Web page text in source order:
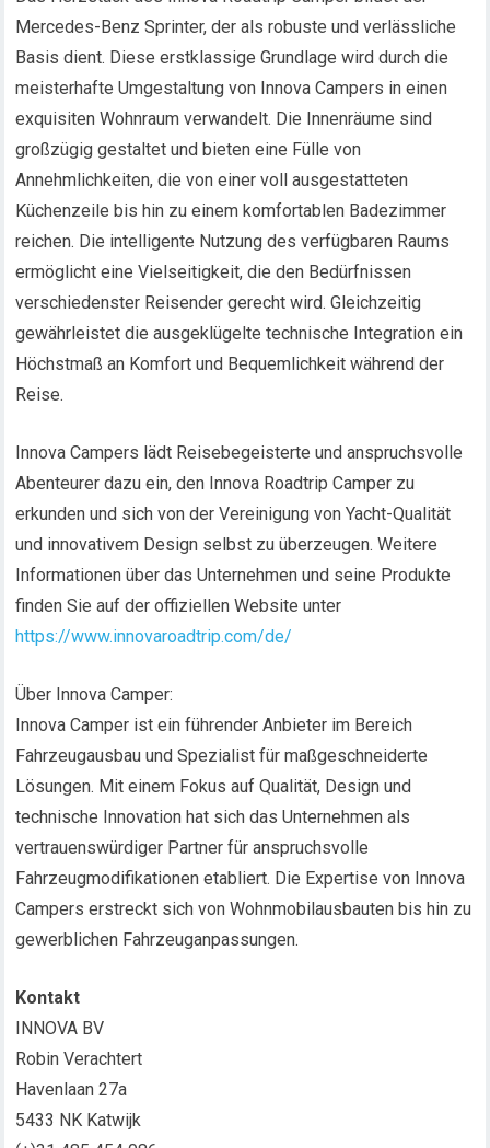
Mercedes-Benz Sprinter, der als robuste und verlässliche
Basis dient. Diese erstklassige Grundlage wird durch die
meisterhafte Umgestaltung von Innova Campers in einen
exquisiten Wohnraum verwandelt. Die Innenräume sind
großzügig gestaltet und bieten eine Fülle von
Annehmlichkeiten, die von einer voll ausgestatteten
Küchenzeile bis hin zu einem komfortablen Badezimmer
reichen. Die intelligente Nutzung des verfügbaren Raums
ermöglicht eine Vielseitigkeit, die den Bedürfnissen
verschiedenster Reisender gerecht wird. Gleichzeitig
gewährleistet die ausgeklügelte technische Integration ein
Höchstmaß an Komfort und Bequemlichkeit während der
Reise.
Innova Campers lädt Reisebegeisterte und anspruchsvolle
Abenteurer dazu ein, den Innova Roadtrip Camper zu
erkunden und sich von der Vereinigung von Yacht-Qualität
und innovativem Design selbst zu überzeugen. Weitere
Informationen über das Unternehmen und seine Produkte
finden Sie auf der offiziellen Website unter
https://www.innovaroadtrip.com/de/
Über Innova Camper:
Innova Camper ist ein führender Anbieter im Bereich
Fahrzeugausbau und Spezialist für maßgeschneiderte
Lösungen. Mit einem Fokus auf Qualität, Design und
technische Innovation hat sich das Unternehmen als
vertrauenswürdiger Partner für anspruchsvolle
Fahrzeugmodifikationen etabliert. Die Expertise von Innova
Campers erstreckt sich von Wohnmobilausbauten bis hin zu
gewerblichen Fahrzeuganpassungen.
Kontakt
INNOVA BV
Robin Verachtert
Havenlaan 27a
5433 NK Katwijk